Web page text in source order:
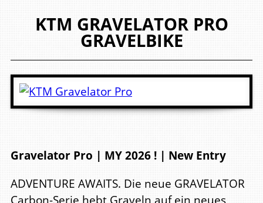
KTM GRAVELATOR PRO
GRAVELBIKE
Gravelator Pro | MY 2026 ! | New Entry
ADVENTURE AWAITS. Die neue GRAVELATOR
Carbon-Serie hebt Graveln auf ein neues